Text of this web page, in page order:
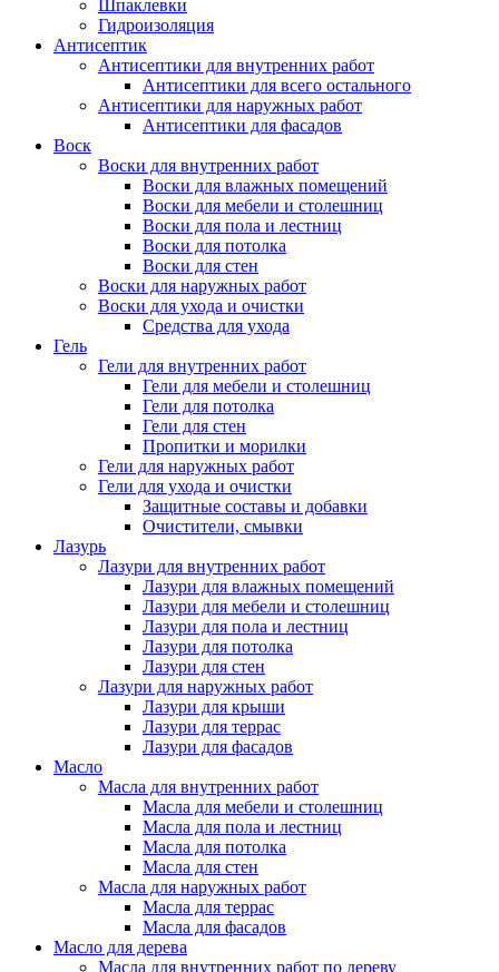
Шпаклевки
Гидроизоляция
Антисептик
Антисептики для внутренних работ
Антисептики для всего остального
Антисептики для наружных работ
Антисептики для фасадов
Воск
Воски для внутренних работ
Воски для влажных помещений
Воски для мебели и столешниц
Воски для пола и лестниц
Воски для потолка
Воски для стен
Воски для наружных работ
Воски для ухода и очистки
Средства для ухода
Гель
Гели для внутренних работ
Гели для мебели и столешниц
Гели для потолка
Гели для стен
Пропитки и морилки
Гели для наружных работ
Гели для ухода и очистки
Защитные составы и добавки
Очистители, смывки
Лазурь
Лазури для внутренних работ
Лазури для влажных помещений
Лазури для мебели и столешниц
Лазури для пола и лестниц
Лазури для потолка
Лазури для стен
Лазури для наружных работ
Лазури для крыши
Лазури для террас
Лазури для фасадов
Масло
Масла для внутренних работ
Масла для мебели и столешниц
Масла для пола и лестниц
Масла для потолка
Масла для стен
Масла для наружных работ
Масла для террас
Масла для фасадов
Масло для дерева
Масла для внутренних работ по дереву